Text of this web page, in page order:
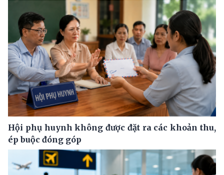
Hội phụ huynh không được đặt ra các khoản thu,
ép buộc đóng góp